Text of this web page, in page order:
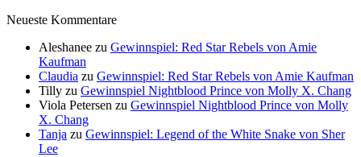
Neueste Kommentare
Aleshanee zu Gewinnspiel: Red Star Rebels von Amie
Kaufman
Claudia zu Gewinnspiel: Red Star Rebels von Amie Kaufman
Tilly zu Gewinnspiel Nightblood Prince von Molly X. Chang
Viola Petersen zu Gewinnspiel Nightblood Prince von Molly
X. Chang
Tanja zu Gewinnspiel: Legend of the White Snake von Sher
Lee